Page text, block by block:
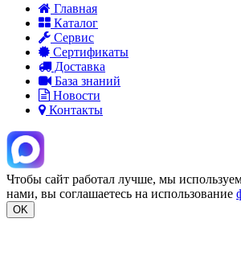
Главная
Каталог
Сервис
Сертификаты
Доставка
База знаний
Новости
Контакты
Чтобы сайт работал лучше, мы
нами, вы соглашаетесь на использование
OK